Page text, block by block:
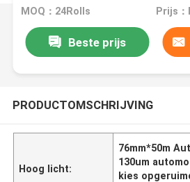
MOQ：24Rolls Prijs
Beste prijs
PRODUCTOMSCHRIJVING
Hoog licht:
76mm*50m
130um
kies